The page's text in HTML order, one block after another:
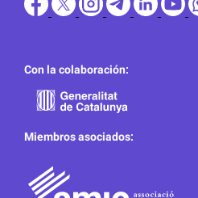
Con la colaboración:
Miembros asociados: